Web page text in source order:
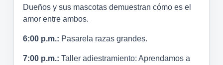
Dueños y sus mascotas demuestran cómo es el
amor entre ambos.
6:00 p.m.: Pasarela razas grandes.
7:00 p.m.: Taller adiestramiento: Aprendamos a